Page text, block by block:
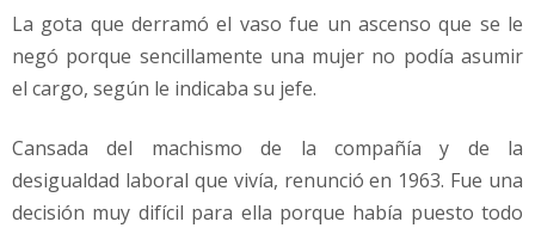
La gota que derramó el vaso fue un ascenso que se le
negó porque sencillamente una mujer no podía asumir
el cargo, según le indicaba su jefe.
Cansada del machismo de la compañía y de la
desigualdad laboral que vivía, renunció en 1963. Fue una
decisión muy difícil para ella porque había puesto todo